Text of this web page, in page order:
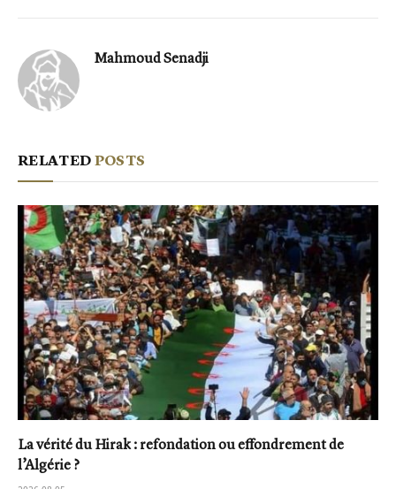
Mahmoud Senadji
RELATEDPOSTS
La vérité du Hirak : refondation ou effondrement de
l’Algérie ?